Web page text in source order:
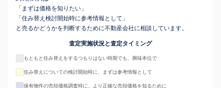
「まずは価格を知りたい」
「住み替え検討開始時に参考情報として」
と売るかどうかを判断するために不動産会社に相談しています。
査定実施状況と査定タイミング
もともと住み替えをするつもりはない時期でも、興味本位で
住み替えについての検討開始時に、まずは参考情報として
保有物件の売却価格調査時に、より正確な売却価格を知るために